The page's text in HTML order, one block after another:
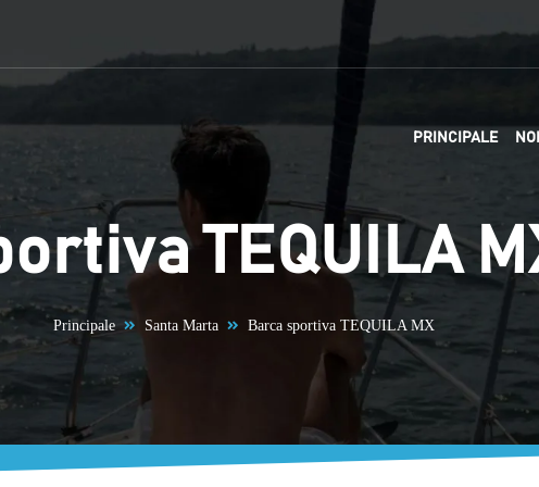
PRINCIPALE NOI
TEQUILA
Principale Santa Marta Barca sportiva TEQUILA MX